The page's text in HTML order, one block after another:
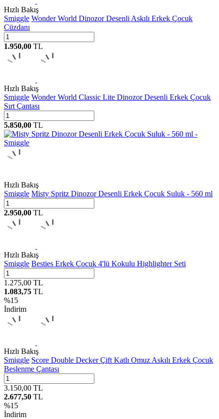
Hızlı Bakış
Smiggle Wonder World Dinozor Desenli Askılı Erkek Çocuk
Cüzdanı
1.950,00 TL
Hızlı Bakış
Smiggle Wonder World Classic Lite Dinozor Desenli Erkek Çocuk
Sırt Çantası
5.850,00 TL
Hızlı Bakış
Smiggle Misty Spritz Dinozor Desenli Erkek Çocuk Suluk - 560 ml
2.950,00 TL
Hızlı Bakış
Smiggle Besties Erkek Çocuk 4'lü Kokulu Highlighter Seti
1.275,00 TL
1.083,75 TL
%15
İndirim
Hızlı Bakış
Smiggle Score Double Decker Çift Katlı Omuz Askılı Erkek Çocuk
Beslenme Çantası
3.150,00 TL
2.677,50 TL
%15
İndirim